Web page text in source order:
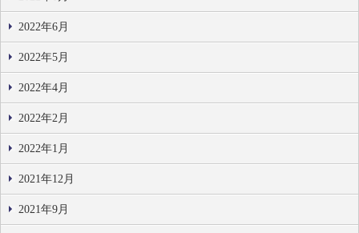
2022年6月
2022年5月
2022年4月
2022年2月
2022年1月
2021年12月
2021年9月